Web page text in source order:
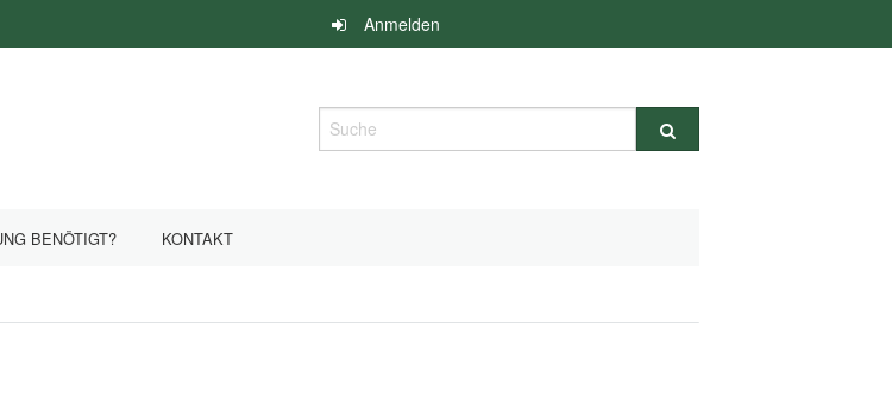
Anmelden
Suche
BENÖTIGT? KONTAKT